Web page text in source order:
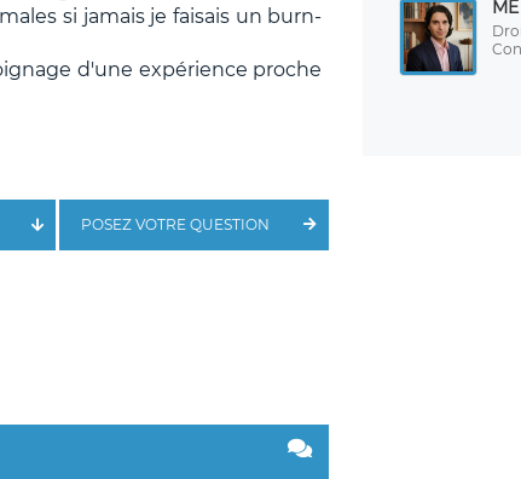
si jamais je faisais un burn-
d'une expérience proche
POSEZ VOTRE QUESTION